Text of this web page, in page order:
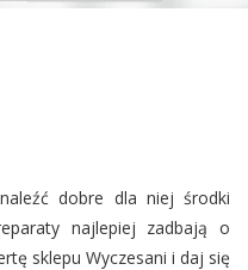
dobre dla niej środki
najlepiej zadbają o
sklepu Wyczesani i daj się